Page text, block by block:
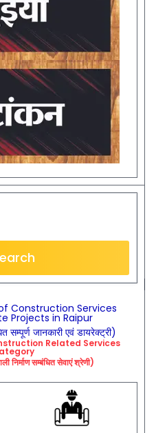
Construction Services
Projects in Raipur
सम्पूर्ण जानकारी एवं डायरेक्ट्री)
Related Services
निर्माण सम्बंधित सेवाएं श्रेणी)